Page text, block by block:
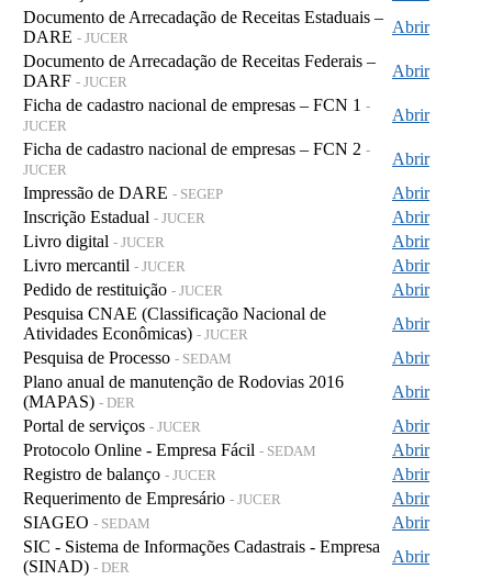
Documento de Arrecadação de Receitas Estaduais –
DARE - JUCER
Abrir
Documento de Arrecadação de Receitas Federais –
DARF - JUCER
Abrir
Ficha de cadastro nacional de empresas – FCN 1 -
JUCER
Abrir
Ficha de cadastro nacional de empresas – FCN 2 -
JUCER
Abrir
Impressão de DARE - SEGEP
Abrir
Inscrição Estadual - JUCER
Abrir
Livro digital - JUCER
Abrir
Livro mercantil - JUCER
Abrir
Pedido de restituição - JUCER
Abrir
Pesquisa CNAE (Classificação Nacional de
Atividades Econômicas) - JUCER
Abrir
Pesquisa de Processo - SEDAM
Abrir
Plano anual de manutenção de Rodovias 2016
(MAPAS) - DER
Abrir
Portal de serviços - JUCER
Abrir
Protocolo Online - Empresa Fácil - SEDAM
Abrir
Registro de balanço - JUCER
Abrir
Requerimento de Empresário - JUCER
Abrir
SIAGEO - SEDAM
Abrir
SIC - Sistema de Informações Cadastrais - Empresa
(SINAD) - DER
Abrir